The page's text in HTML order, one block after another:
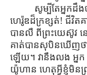
សូម្បីតែអ្នកដឹ
ហេរ៉ូឌដ៏ក្រខ្សត់! ជីវិ
បានលឺ ពីព្រះយេស៊ូវ
គាត់បានសុបិនឃើញថា
ឡើយ។ វានឹងលង អ្ន
យ៉ូហាន ហេតុអ្វីខ្ញុំមិនព្